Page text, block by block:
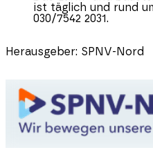
ist täglich und rund
030/7542 2031.
Herausgeber: SPNV-Nord